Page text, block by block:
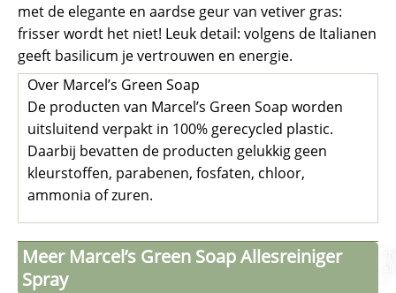
met de elegante en aardse geur van vetiver gras:
frisser wordt het niet! Leuk detail: volgens de Italianen
geeft basilicum je vertrouwen en energie.
Over Marcel’s Green Soap
De producten van Marcel’s Green Soap worden
uitsluitend verpakt in 100% gerecycled plastic.
Daarbij bevatten de producten gelukkig geen
kleurstoffen, parabenen, fosfaten, chloor,
ammonia of zuren.
Meer Marcel’s Green Soap Allesreiniger
Spray